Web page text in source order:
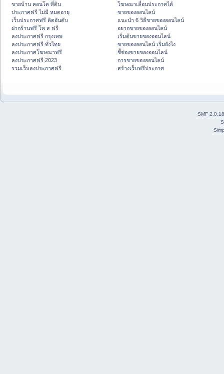
ขายบ้าน คอนโด ที่ดิน
ประกาศฟรี ไม่มี หมดอายุ
เว็บประกาศฟรี ติดอันดับ
ฝากร้านฟรี โพ ส ฟรี
ลงประกาศฟรี กรุงเทพ
ลงประกาศฟรี ทั่วไทย
ลงประกาศโฆษณาฟรี
ลงประกาศฟรี 2023
รวมเว็บลงประกาศฟรี
โฆษณาเลื่อนประกาศได้
ขายของออนไลน์
แนะนำ 6 วิธีขายของออนไลน์
อยากขายของออนไลน์
เริ่มต้นขายของออนไลน์
ขายของออนไลน์ เริ่มยังไง
ชี้ช่องขายของออนไลน์
การขายของออนไลน์
สร้างเว็บฟรีประกาศ
SMF 2.0.18